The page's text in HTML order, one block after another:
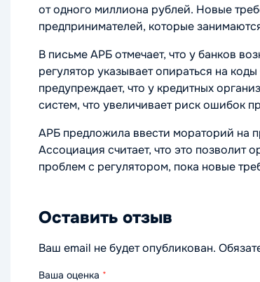
от одного миллиона рублей. Новые
предпринимателей, которые
В письме АРБ отмечает, что у банков
регулятор указывает опираться на
предупреждает, что у кредитных
систем, что увеличивает риск ошибок
АРБ предложила ввести мораторий на
Ассоциация считает, что это позволит
проблем с регулятором, пока новые
Оставить отзыв
Ваш email не будет опубликован.
Ваша оценка *